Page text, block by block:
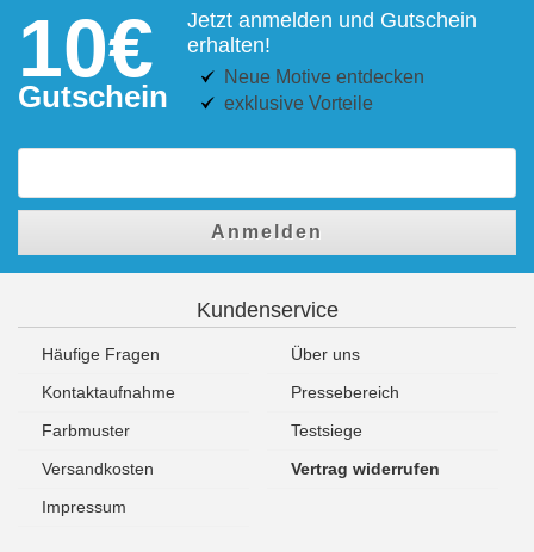
10€
Gutschein
Jetzt anmelden und Gutschein
erhalten!
Neue Motive entdecken
exklusive Vorteile
Anmelden
Kundenservice
Häufige Fragen
Über uns
Kontaktaufnahme
Pressebereich
Farbmuster
Testsiege
Versandkosten
Vertrag widerrufen
Impressum